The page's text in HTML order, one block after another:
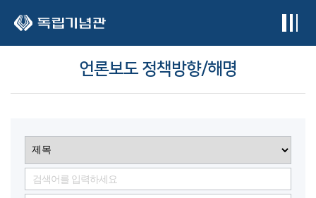
언론보도 정책방향/해명